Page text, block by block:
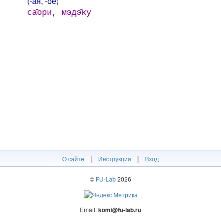
са̄ори, мэдэ̄ку
О сайте | Инструкция | Вход
© FU-Lab2026
Email:komi@fu-lab.ru